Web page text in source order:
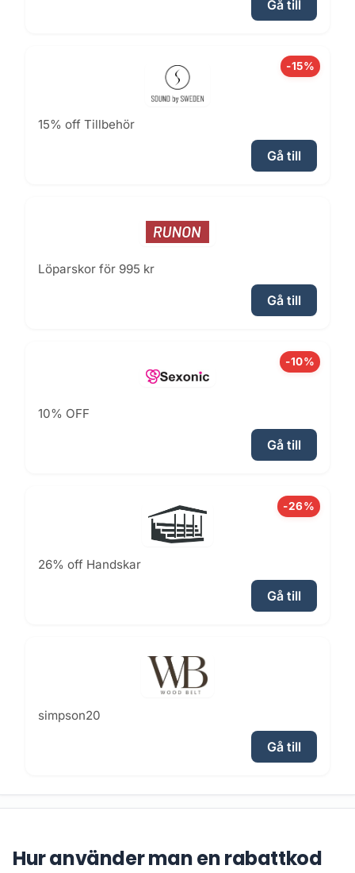
Gå till
-15%
15% off Tillbehör
Gå till
Löparskor för 995 kr
Gå till
-10%
10% OFF
Gå till
-26%
26% off Handskar
Gå till
simpson20
Gå till
Hur använder man en rabattkod